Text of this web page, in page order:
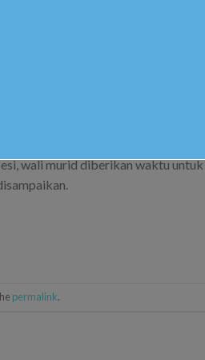
berupa saran atau kritikan
informasi terkait
disampaikan antara lain,
Akhir Tahun (PAT) dimulai
masih berlangsung. Untuk
dipakai untuk pelaksanaan ujian
Kelulusan akan direncanakan
dan diharapkan pelaksanaan
wali murid diberikan waktu untuk
permalink.